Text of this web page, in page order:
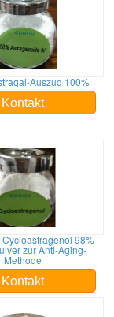
Auszug 100%
Kontakt
98%
zur Anti-Aging-
Methode
Kontakt